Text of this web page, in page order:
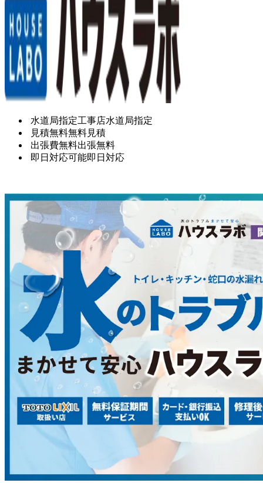
水道局指定工事店水道局指定
見積無料無料見積
出張費無料出張無料
即日対応可能即日対応